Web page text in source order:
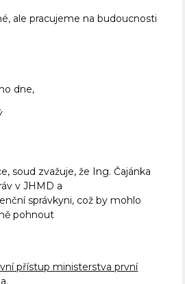
ale pracujeme na budoucnosti
dne,
soud zvažuje, že Ing. Čajánka
v JHMD a
správkyni, což by mohlo
pohnout
přístup ministerstva první